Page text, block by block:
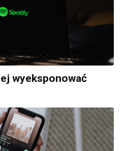
wyeksponować